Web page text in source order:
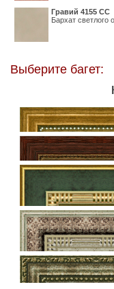
Гравий 4155 СС
Бархат светлого
Выберите багет: